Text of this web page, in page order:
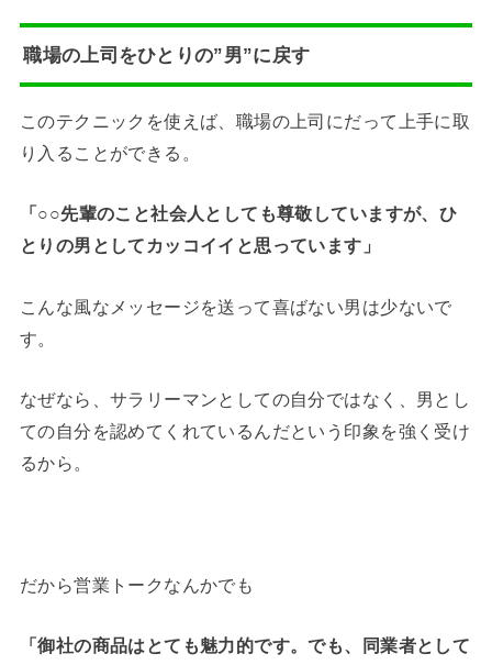
職場の上司をひとりの”男”に戻す
このテクニックを使えば、職場の上司にだって上手に取
り入ることができる。
「○○先輩のこと社会人としても尊敬していますが、ひ
とりの男としてカッコイイと思っています」
こんな風なメッセージを送って喜ばない男は少ないで
す。
なぜなら、サラリーマンとしての自分ではなく、男とし
ての自分を認めてくれているんだという印象を強く受け
るから。
だから営業トークなんかでも
「御社の商品はとても魅力的です。でも、同業者として